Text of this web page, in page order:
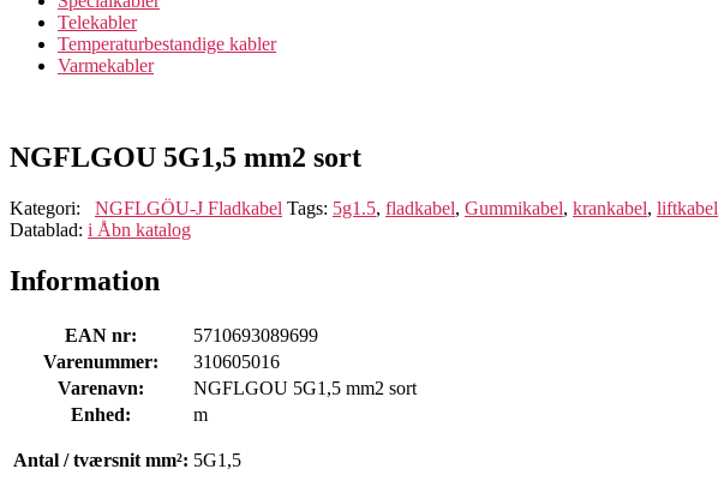
Telekabler
Temperaturbestandige kabler
Varmekabler
NGFLGOU 5G1,5 mm2 sort
Kategori: NGFLGÖU-J Fladkabel Tags: 5g1.5, fladkabel, Gummikabel, krankabel, liftkabel
Datablad: i Åbn katalog
Information
EAN nr:
5710693089699
Varenummer:
310605016
Varenavn:
NGFLGOU 5G1,5 mm2 sort
Enhed:
m
Antal / tværsnit mm²: 5G1,5